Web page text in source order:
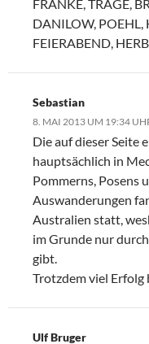
FRANKE, TRAGE,
DANILOW, POEHL,
FEIERABEND,
Sebastian
8. MAI 2013 UM 19:34
Die auf dieser Seite
hauptsächlich in
Pommerns, Posens
Auswanderungen
Australien statt,
im Grunde nur
gibt.
Trotzdem viel Erfolg
Ulf Bruger